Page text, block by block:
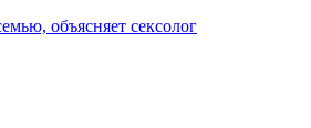
объясняет сексолог